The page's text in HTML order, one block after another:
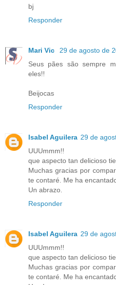
bj
Responder
Mari Vic
29 de agosto de
Seus pães são sempre
eles!!
Beijocas
Responder
Isabel Aguilera 29 de
UUUmmm!!
que aspecto tan delicioso
Muchas gracias por
te contaré. Me ha
Un abrazo.
Responder
Isabel Aguilera 29 de
UUUmmm!!
que aspecto tan delicioso
Muchas gracias por
te contaré. Me ha